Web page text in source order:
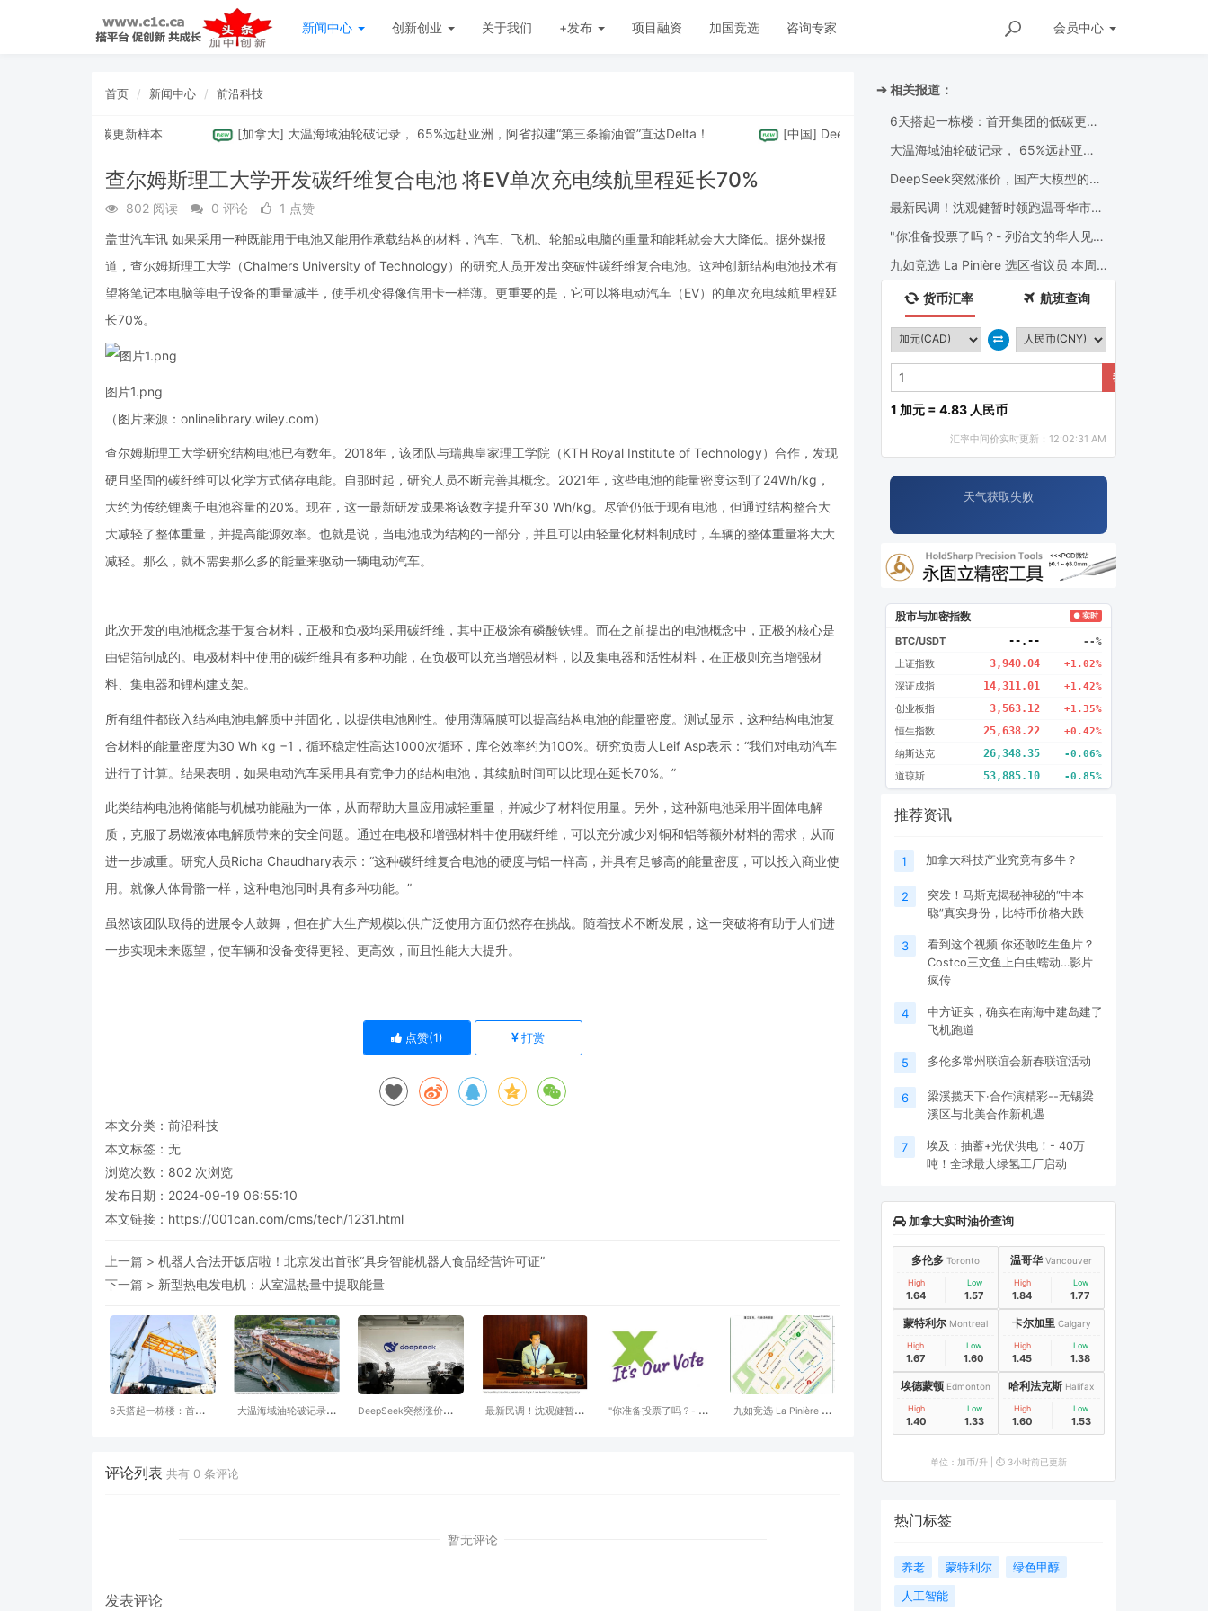
会员中心
新闻中心 创新创业 关于我们 +发布 项目融资 加国竞选 咨询专家
首页 新闻中心 前沿科技
首开集团的低碳更新样本 [加拿大] 大温海域油轮破记录， 65%远赴亚洲，阿省拟建“第三条输油管”直达Delta！ [中国] DeepSeek突然涨价，国产大模型的免费午餐彻底凉了
查尔姆斯理工大学开发碳纤维复合电池 将EV单次充电续航里程延长70%
802 阅读 0 评论
1 点赞
盖世汽车讯 如果采用一种既能用于电池又能用作承载结构的材料，汽车、飞机、轮船或电脑的重量和能耗就会大大降低。据外媒报
道，查尔姆斯理工大学（Chalmers University of Technology）的研究人员开发出突破性碳纤维复合电池。这种创新结构电池技术有
望将笔记本电脑等电子设备的重量减半，使手机变得像信用卡一样薄。更重要的是，它可以将电动汽车（EV）的单次充电续航里程延
长70%。
图片1.png
（图片来源：onlinelibrary.wiley.com）
查尔姆斯理工大学研究结构电池已有数年。2018年，该团队与瑞典皇家理工学院（KTH Royal Institute of Technology）合作，发现
硬且坚固的碳纤维可以化学方式储存电能。自那时起，研究人员不断完善其概念。2021年，这些电池的能量密度达到了24Wh/kg，
大约为传统锂离子电池容量的20%。现在，这一最新研发成果将该数字提升至30 Wh/kg。尽管仍低于现有电池，但通过结构整合大
大减轻了整体重量，并提高能源效率。也就是说，当电池成为结构的一部分，并且可以由轻量化材料制成时，车辆的整体重量将大大
减轻。那么，就不需要那么多的能量来驱动一辆电动汽车。
此次开发的电池概念基于复合材料，正极和负极均采用碳纤维，其中正极涂有磷酸铁锂。而在之前提出的电池概念中，正极的核心是
由铝箔制成的。电极材料中使用的碳纤维具有多种功能，在负极可以充当增强材料，以及集电器和活性材料，在正极则充当增强材
料、集电器和锂构建支架。
所有组件都嵌入结构电池电解质中并固化，以提供电池刚性。使用薄隔膜可以提高结构电池的能量密度。测试显示，这种结构电池复
合材料的能量密度为30 Wh kg −1，循环稳定性高达1000次循环，库仑效率约为100%。研究负责人Leif Asp表示：“我们对电动汽车
进行了计算。结果表明，如果电动汽车采用具有竞争力的结构电池，其续航时间可以比现在延长70%。”
此类结构电池将储能与机械功能融为一体，从而帮助大量应用减轻重量，并减少了材料使用量。另外，这种新电池采用半固体电解
质，克服了易燃液体电解质带来的安全问题。通过在电极和增强材料中使用碳纤维，可以充分减少对铜和铝等额外材料的需求，从而
进一步减重。研究人员Richa Chaudhary表示：“这种碳纤维复合电池的硬度与铝一样高，并具有足够高的能量密度，可以投入商业使
用。就像人体骨骼一样，这种电池同时具有多种功能。”
虽然该团队取得的进展令人鼓舞，但在扩大生产规模以供广泛使用方面仍然存在挑战。随着技术不断发展，这一突破将有助于人们进
一步实现未来愿望，使车辆和设备变得更轻、更高效，而且性能大大提升。
点赞(1) 打赏
本文分类： 前沿科技
本文标签：无
浏览次数： 802 次浏览
发布日期：2024-09-19 06:55:10
本文链接： https://001can.com/cms/tech/1231.html
上一篇 > 机器人合法开饭店啦！北京发出首张“具身智能机器人食品经营许可证”
下一篇 > 新型热电发电机：从室温热量中提取能量
6天搭起一栋楼：首开集
大温海域油轮破记录，
DeepSeek突然涨价，国
最新民调！沈观健暂时
"你准备投票了吗？- 列
九如竞选 La Pinière 选
评论列表 共有 0 条评论
暂无评论
发表评论
➔ 相关报道：
6天搭起一栋楼：首开集团的低碳更新
大温海域油轮破记录， 65%远赴亚
Delta！
DeepSeek突然涨价，国产大模型的免
最新民调！沈观健暂时领跑温哥华市长
"你准备投票了吗？- 列治⽂的华⼈⻅⾯
九如竞选 La Pinière 选区省议员 本周
活动 8月 3日-8 Aug.
货币汇率
航班查询
我要兑换
1 加元 = 4.83 人民币
汇率中间价实时更新：12:02:31 AM
天气获取失败
股市与加密指数 ● 实时
BTC/USDT --.-- --%
上证指数 3,940.04 +1.02%
深证成指 14,311.01 +1.42%
创业板指 3,563.12 +1.35%
恒生指数 25,638.22 +0.42%
纳斯达克 26,348.35 -0.06%
道琼斯 53,885.10 -0.85%
推荐资讯
1 加拿大科技产业究竟有多牛？
2
突发！马斯克揭秘神秘的“中本
聪”真实身份，比特币价格大跌
3
看到这个视频 你还敢吃生鱼片？
Costco三文鱼上白虫蠕动…影片
疯传
4
中方证实，确实在南海中建岛建了
飞机跑道
5 多伦多常州联谊会新春联谊活动
6
梁溪揽天下·合作演精彩--无锡梁
溪区与北美合作新机遇
7
埃及 : 抽蓄+光伏供电！- 40万
吨！全球最大绿氢工厂启动
加拿大实时油价查询
多伦多 Toronto
High
1.64
Low
1.57
温哥华 Vancouver
High
1.84
Low
1.77
蒙特利尔 Montreal
High
1.67
Low
1.60
卡尔加里 Calgary
High
1.45
Low
1.38
埃德蒙顿 Edmonton
High
1.40
Low
1.33
哈利法克斯 Halifax
High
1.60
Low
1.53
单位：加币/升 | ⏱️ 3小时前已更新
热门标签
养老 蒙特利尔
绿色甲醇
人工智能